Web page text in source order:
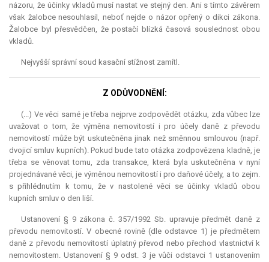
názoru, že účinky vkladů musí nastat ve stejný den. Ani s tímto závěrem
však žalobce nesouhlasil, neboť nejde o názor opřený o dikci zákona.
Žalobce byl přesvědčen, že postačí blízká časová souslednost obou
vkladů.
Nejvyšší správní soud kasační stížnost zamítl.
Z ODŮVODNĚNÍ:
(...) Ve věci samé je třeba nejprve zodpovědět otázku, zda vůbec lze
uvažovat o tom, že výměna nemovitostí i pro účely daně z převodu
nemovitostí může být uskutečněna jinak než směnnou smlouvou (např.
dvojicí smluv kupních). Pokud bude tato otázka zodpovězena kladně, je
třeba se věnovat tomu, zda transakce, která byla uskutečněna v nyní
projednávané věci, je výměnou nemovitostí i pro daňové účely, a to zejm.
s přihlédnutím k tomu, že v nastolené věci se účinky vkladů obou
kupních smluv o den liší.
Ustanovení § 9 zákona č. 357/1992 Sb. upravuje předmět daně z
převodu nemovitostí. V obecné rovině (dle odstavce 1) je předmětem
daně z převodu nemovitostí úplatný převod nebo přechod vlastnictví k
nemovitostem. Ustanovení § 9 odst. 3 je vůči odstavci 1 ustanovením